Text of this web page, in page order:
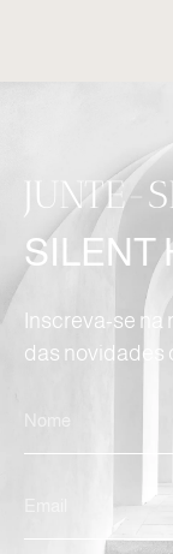
JUNTE-
SILENT
Inscreva-se na
das novidades